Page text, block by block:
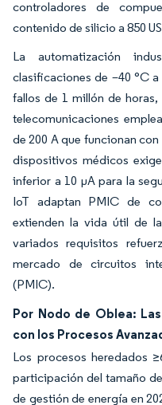
controladores de
contenido de silicio a 850
La automatización
clasificaciones de –40 °C
fallos de 1 millón de
telecomunicaciones
de 200 A que funcionan
dispositivos médicos
inferior a 10 µA para la
IoT adaptan PMIC de
extienden la vida útil de
variados requisitos
mercado de circuitos
(PMIC).
Por Nodo de Oblea:
con los Procesos
Los procesos heredados
participación del tamaño
de gestión de energía en